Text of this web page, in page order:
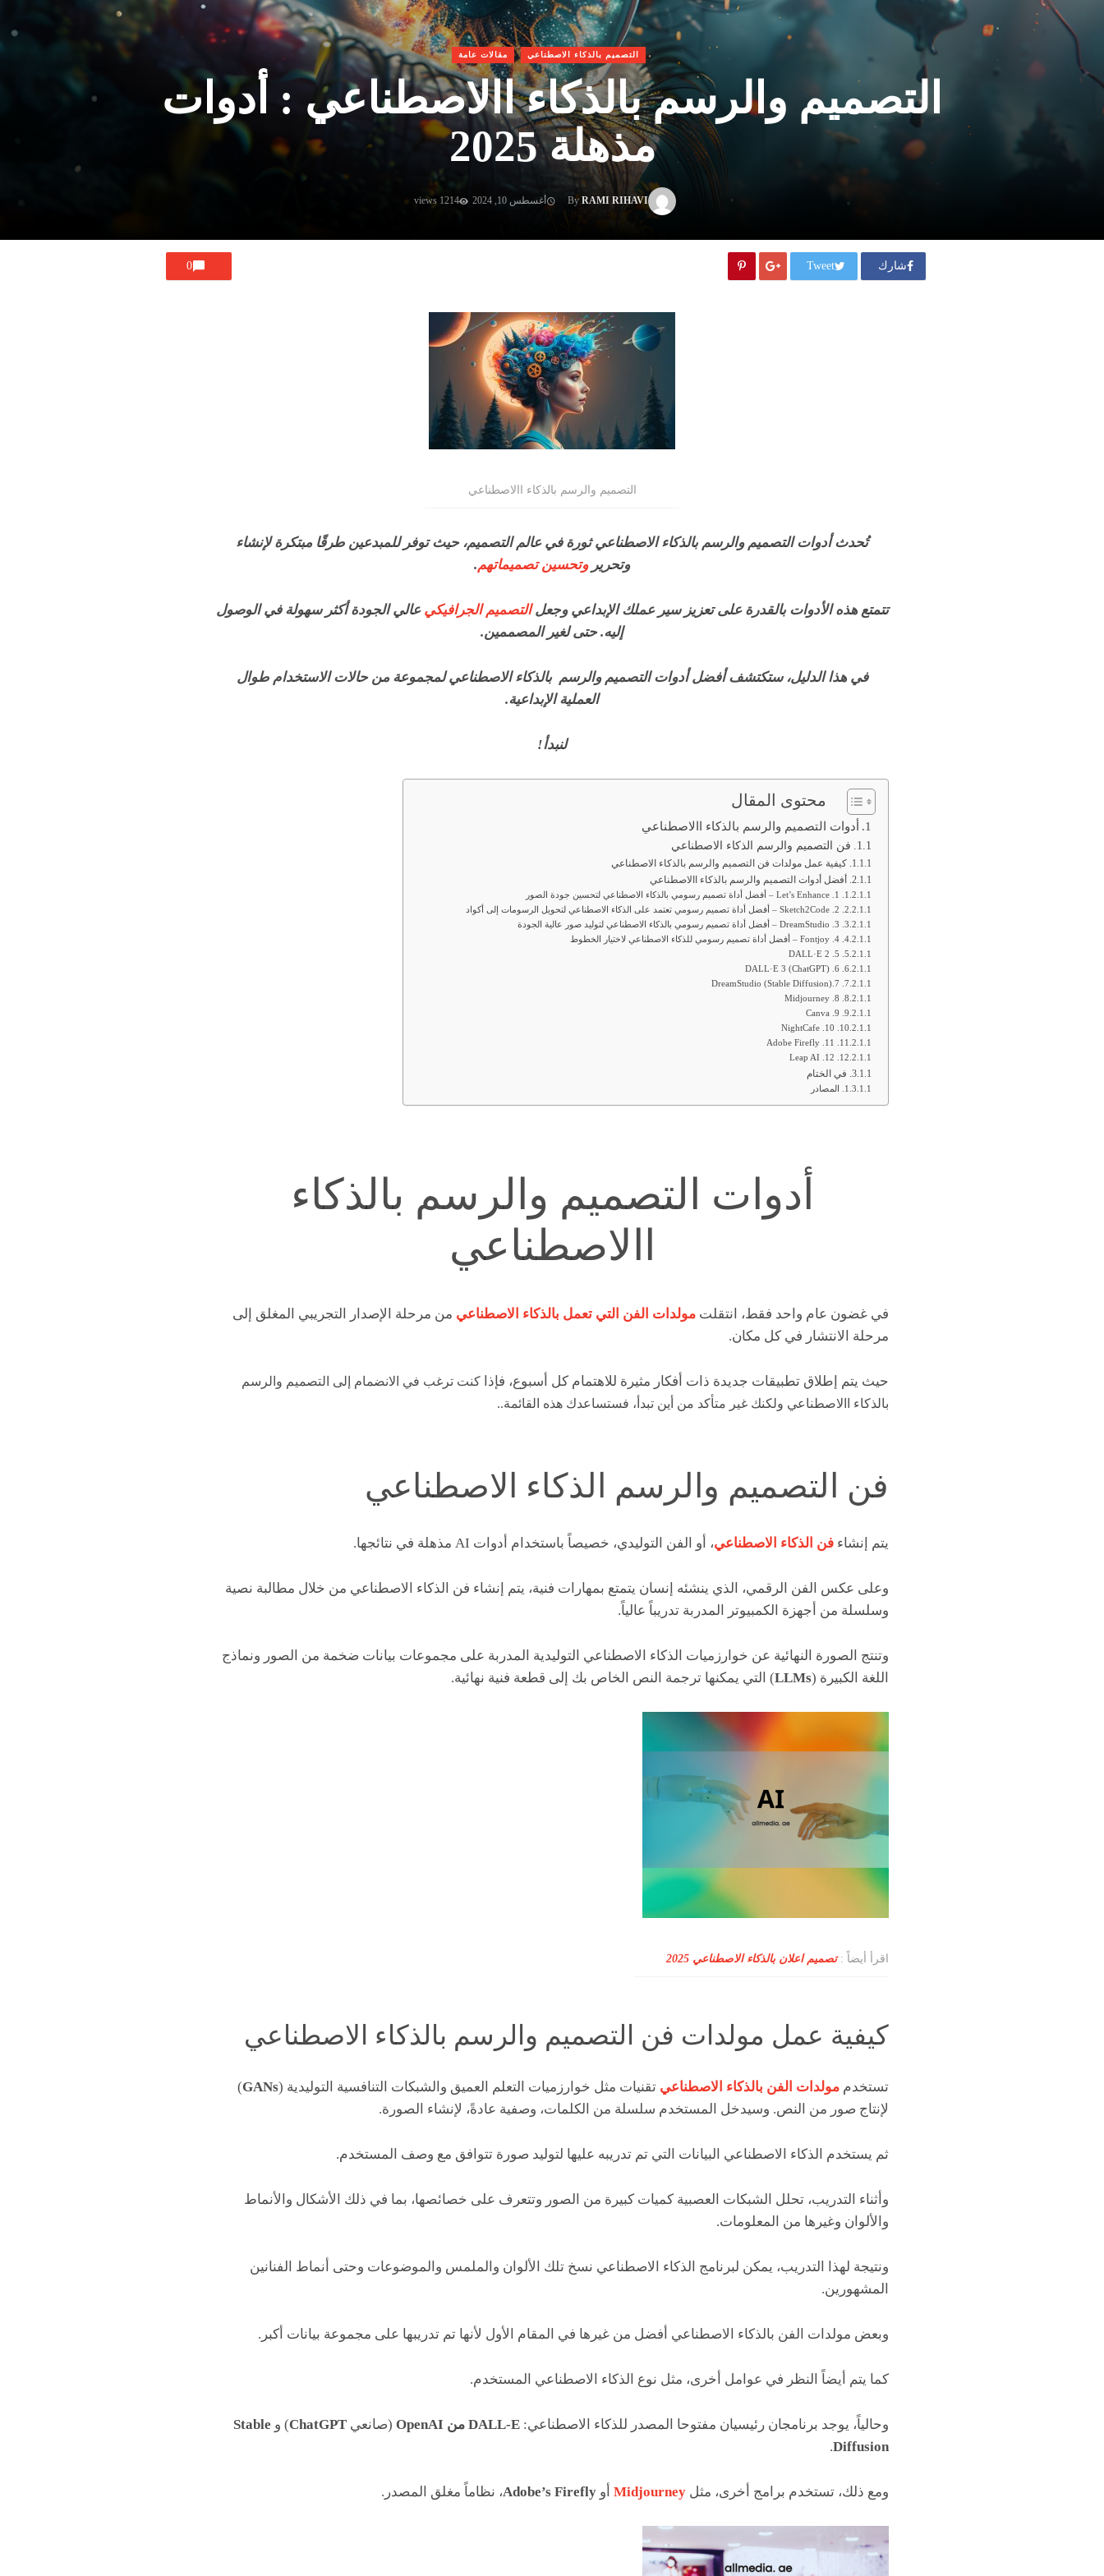
التصميم بالذكاء الاصطناعي مقالات عامة
التصميم والرسم بالذكاء االاصطناعي : أدوات
مذهلة 2025
By RAMI RIHAVI أغسطس 10, 2024 1214 views
شارك Tweet
0
التصميم والرسم بالذكاء االاصطناعي
تُحدث أدوات التصميم والرسم بالذكاء الاصطناعي ثورة في عالم التصميم، حيث توفر للمبدعين طرقًا مبتكرة لإنشاء
وتحريروتحسين تصميماتهم.
تتمتع هذه الأدوات بالقدرة على تعزيز سير عملك الإبداعي وجعلالتصميم الجرافيكي عالي الجودة أكثر سهولة في الوصول
إليه. حتى لغير المصممين.
في هذا الدليل، ستكتشف أفضل أدوات التصميم والرسم بالذكاء الاصطناعي لمجموعة من حالات الاستخدام طوال
العملية الإبداعية.
لنبدأ!
محتوى المقال
أدوات التصميم والرسم بالذكاء االاصطناعي
فن التصميم والرسم الذكاء الاصطناعي
كيفية عمل مولدات فن التصميم والرسم بالذكاء الاصطناعي
أفضل أدوات التصميم والرسم بالذكاء االاصطناعي
1. Let’s Enhance – أفضل أداة تصميم رسومي بالذكاء الاصطناعي لتحسين جودة الصور
2. Sketch2Code – أفضل أداة تصميم رسومي تعتمد على الذكاء الاصطناعي لتحويل الرسومات إلى أكواد
3. DreamStudio – أفضل أداة تصميم رسومي بالذكاء الاصطناعي لتوليد صور عالية الجودة
4. Fontjoy – أفضل أداة تصميم رسومي للذكاء الاصطناعي لاختيار الخطوط
DALL·E 2 .5
6. DALL·E 3 (ChatGPT)
7.DreamStudio (Stable Diffusion)
8. Midjourney
9. Canva
10. NightCafe
11. Adobe Firefly
12. Leap AI
في الختام
المصادر
أدوات التصميم والرسم بالذكاء
االاصطناعي
في غضون عام واحد فقط، انتقلت مولدات الفن التي تعمل بالذكاء الاصطناعي من مرحلة الإصدار التجريبي المغلق إلى
مرحلة الانتشار في كل مكان.
حيث يتم إطلاق تطبيقات جديدة ذات أفكار مثيرة للاهتمام كل أسبوع، فإذا كنت ترغب في الانضمام إلى التصميم والرسم
بالذكاء االاصطناعي ولكنك غير متأكد من أين تبدأ، فستساعدك هذه القائمة..
فن التصميم والرسم الذكاء الاصطناعي
يتم إنشاء فن الذكاء الاصطناعي، أو الفن التوليدي، خصيصاً باستخدام أدوات AI مذهلة في نتائجها.
وعلى عكس الفن الرقمي، الذي ينشئه إنسان يتمتع بمهارات فنية، يتم إنشاء فن الذكاء الاصطناعي من خلال مطالبة نصية
وسلسلة من أجهزة الكمبيوتر المدربة تدريباً عالياً.
وتنتج الصورة النهائية عن خوارزميات الذكاء الاصطناعي التوليدية المدربة على مجموعات بيانات ضخمة من الصور ونماذج
اللغة الكبيرة (LLMs) التي يمكنها ترجمة النص الخاص بك إلى قطعة فنية نهائية.
اقرأ أيضاً : تصميم اعلان بالذكاء الاصطناعي 2025
كيفية عمل مولدات فن التصميم والرسم بالذكاء الاصطناعي
تستخدم مولدات الفن بالذكاء الاصطناعي تقنيات مثل خوارزميات التعلم العميق والشبكات التنافسية التوليدية (GANs
)
لإنتاج صور من النص. وسيدخل المستخدم سلسلة من الكلمات، وصفية عادةً، لإنشاء الصورة.
ثم يستخدم الذكاء الاصطناعي البيانات التي تم تدريبه عليها لتوليد صورة تتوافق مع وصف المستخدم.
وأثناء التدريب، تحلل الشبكات العصبية كميات كبيرة من الصور وتتعرف على خصائصها، بما في ذلك الأشكال والأنماط
والألوان وغيرها من المعلومات.
ونتيجة لهذا التدريب، يمكن لبرنامج الذكاء الاصطناعي نسخ تلك الألوان والملمس والموضوعات وحتى أنماط الفنانين
المشهورين.
وبعض مولدات الفن بالذكاء الاصطناعي أفضل من غيرها في المقام الأول لأنها تم تدريبها على مجموعة بيانات أكبر.
كما يتم أيضاً النظر في عوامل أخرى، مثل نوع الذكاء الاصطناعي المستخدم.
وحالياً، يوجد برنامجان رئيسيان مفتوحا المصدر للذكاء الاصطناعي: DALL-E من OpenAI (صانعي ChatGPT) و Stable
Diffusion
.
ومع ذلك، تستخدم برامج أخرى، مثل Midjourney أو Adobe’s Firefly، نظاماً مغلق المصدر.